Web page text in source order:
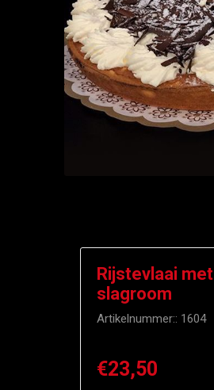
Rijstevlaai met
slagroom
Artikelnummer:: 1604
€23,50